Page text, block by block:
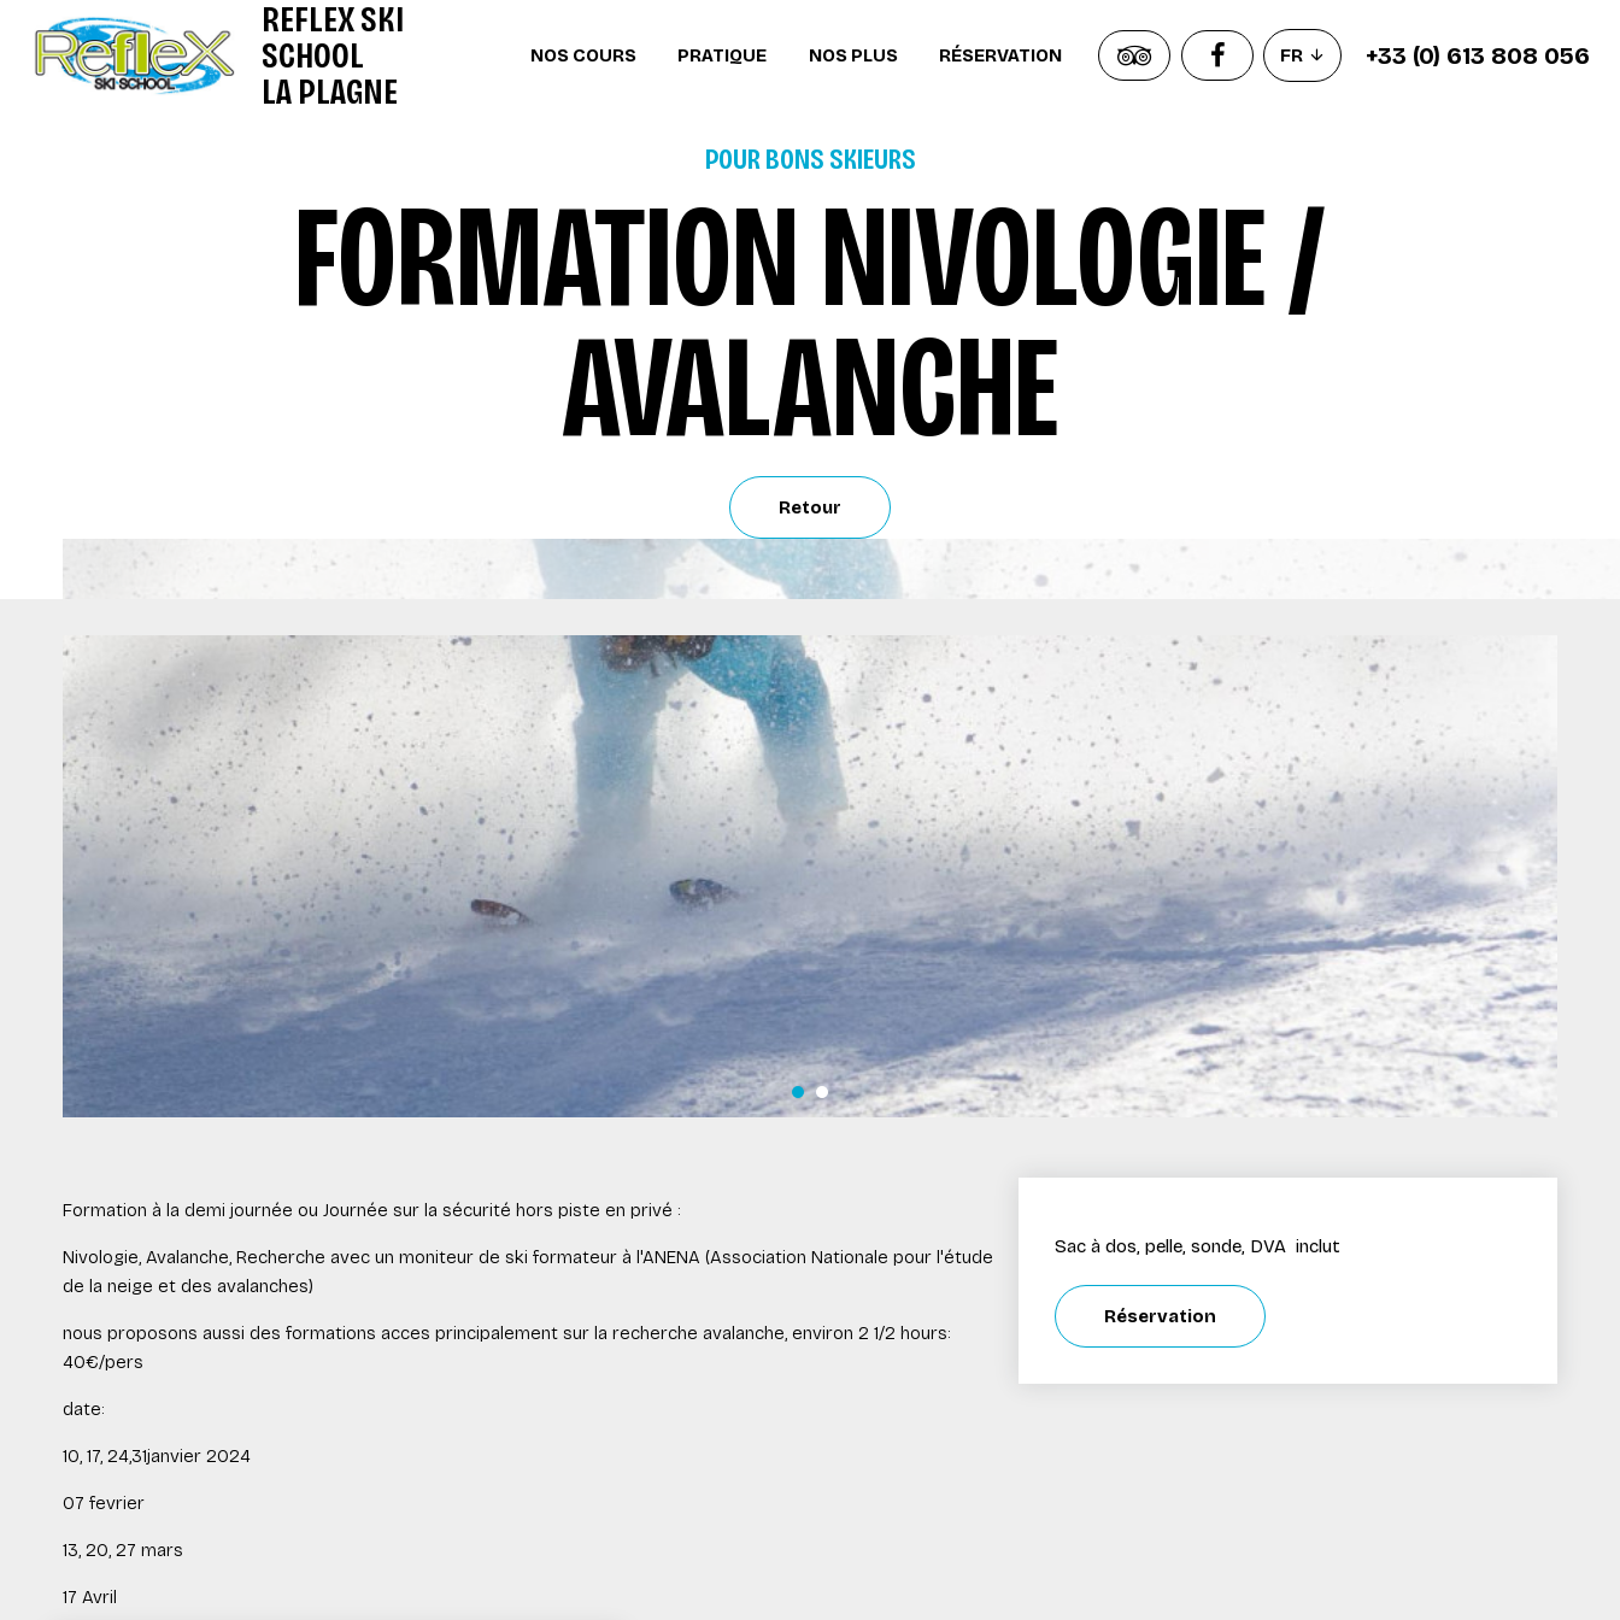
REFLEX SKI
SCHOOL
LA PLAGNE
NOS COURS PRATIQUE NOS PLUS RÉSERVATION FR +33 (0) 613 808 056
FORMATION NIVOLOGIE /
AVALANCHE
POUR BONS SKIEURS
Retour
Formation à la demi journée ou Journée sur la sécurité hors piste en privé :
Nivologie, Avalanche, Recherche avec un moniteur de ski formateur à l'ANENA (Association Nationale pour l'étude
de la neige et des avalanches)
nous proposons aussi des formations acces principalement sur la recherche avalanche, environ 2 1/2 hours:
40€/pers
date:
10, 17, 24,31janvier 2024
07 fevrier
13, 20, 27 mars
17 Avril
Sac à dos, pelle, sonde, DVA inclut
Réservation